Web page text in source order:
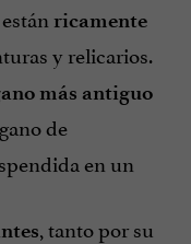
ricamente
y relicarios.
más antiguo
de
en un
, tanto por su